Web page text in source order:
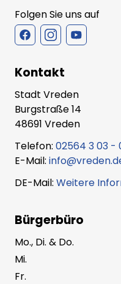
Folgen Sie uns auf
Kontakt
Stadt Vreden
Burgstraße 14
48691 Vreden
Telefon: 02564 3 03 -
E-Mail:
DE-Mail: Weitere
Bürgerbüro
Mo., Di. & Do.
Mi.
Fr.